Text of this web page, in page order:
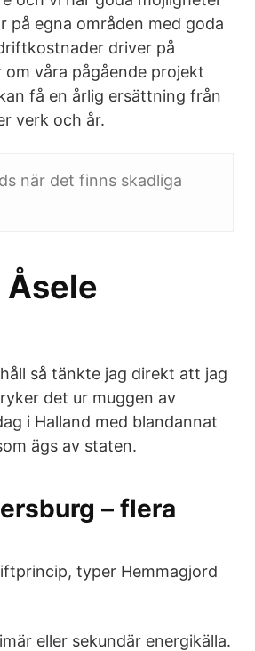
egna områden med goda
driver på
våra pågående projekt
få en årlig ersättning från
verk och år.
när det finns skadliga
Åsele
så tänkte jag direkt att jag
det ur muggen av
i Halland med blandannat
ägs av staten.
– flera
typer Hemmagjord
eller sekundär energikälla.